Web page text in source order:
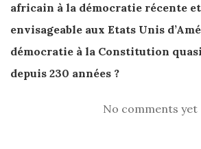
africain à la démocratie récente
envisageable aux Etats Unis
démocratie à la Constitution
depuis 230 années ?
No comments yet